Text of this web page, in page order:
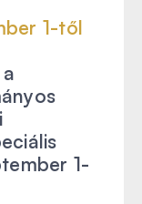
1-től
1-